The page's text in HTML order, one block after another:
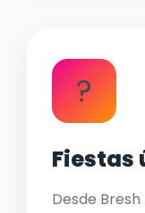
?
Fiestas
Desde